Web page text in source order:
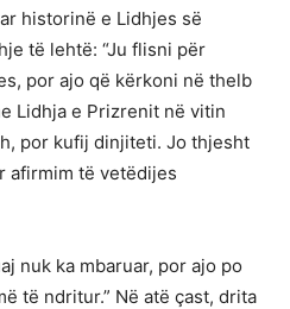
historinë e Lidhjes së
të lehtë: “Ju flisni për
por ajo që kërkoni në thelb
Lidhja e Prizrenit në vitin
por kufij dinjiteti. Jo thjesht
afirmim të vetëdijes
nuk ka mbaruar, por ajo po
të ndritur.” Në atë çast, drita